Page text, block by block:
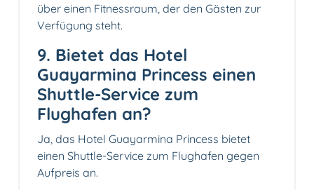
über einen Fitnessraum, der den Gästen zur
Verfügung steht.
9. Bietet das Hotel
Guayarmina Princess einen
Shuttle-Service zum
Flughafen an?
Ja, das Hotel Guayarmina Princess bietet
einen Shuttle-Service zum Flughafen gegen
Aufpreis an.